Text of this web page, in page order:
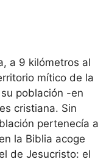
a 9 kilómetros al
mítico de la
población -en
cristiana. Sin
pertenecía a
la Biblia acoge
de Jesucristo: el